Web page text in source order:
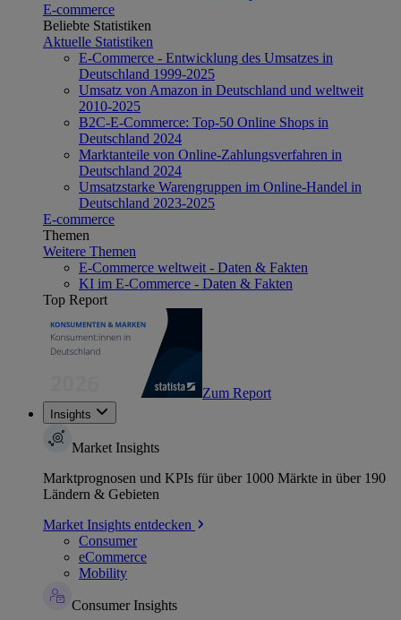
E-commerce
Beliebte Statistiken
Aktuelle Statistiken
E-Commerce - Entwicklung des Umsatzes in
Deutschland 1999-2025
Umsatz von Amazon in Deutschland und weltweit
2010-2025
B2C-E-Commerce: Top-50 Online Shops in
Deutschland 2024
Marktanteile von Online-Zahlungsverfahren in
Deutschland 2024
Umsatzstarke Warengruppen im Online-Handel in
Deutschland 2023-2025
E-commerce
Themen
Weitere Themen
E-Commerce weltweit - Daten & Fakten
KI im E-Commerce - Daten & Fakten
Top Report
Zum Report
Insights
Market Insights
Marktprognosen und KPIs für über 1000 Märkte in über 190
Ländern & Gebieten
Market Insights entdecken
Consumer
eCommerce
Mobility
Consumer Insights